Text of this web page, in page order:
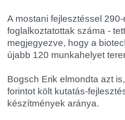
A mostani fejlesztéssel
foglalkoztatottak száma -
megjegyezve, hogy a
újabb 120 munkahelyet
Bogsch Erik elmondta azt
forintot költ kutatás-
készítmények aránya.